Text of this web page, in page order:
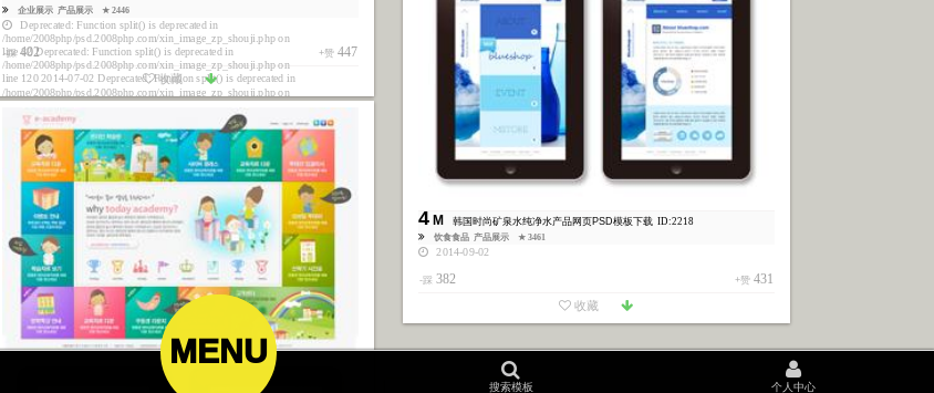
4M 韩国时尚矿泉水纯净水产品网页PSD模板下载 ID:2218
饮食食品 产品展示 ★ 3461
2014-09-02
-踩 382 +赞431
收藏
企业展示 产品展示 ★ 2446
Deprecated: Function split() is deprecated in
/home/2008php/psd.2008php.com/xin_image_zp_shouji.php on
line 82 Deprecated: Function split() is deprecated in
/home/2008php/psd.2008php.com/xin_image_zp_shouji.php on
line 120 2014-07-02 Deprecated: Function split() is deprecated in
/home/2008php/psd.2008php.com/xin_image_zp_shouji.php on
line 129 Deprecated: Function split() is deprecated in
/home/2008php/psd.2008php.com/xin_image_zp_shouji.php on
line 131
-踩402 +赞447
收藏
MENU
搜索模板 个人中心
MENU
搜索模板 个人中心